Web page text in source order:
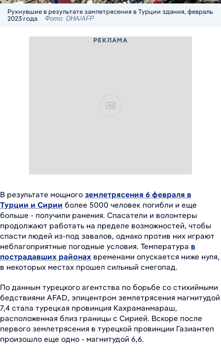
Рухнувшие в результате замлетрясения в Турции здания, февраль
2023 года
Фото: DHA/AFP
РЕКЛАМА
Ad
В результате мощного землетрясения 6 февраля в
Турции и Сирии более 5000 человек погибли и еще
больше - получили ранения. Спасатели и волонтеры
продолжают работать на пределе возможностей, чтобы
спасти людей из-под завалов, однако против них играют
неблагоприятные погодные условия. Температура в
пострадавших районах временами опускается ниже нуля,
в некоторых местах прошел сильный снегопад.
По данным турецкого агентства по борьбе со стихийными
бедствиями AFAD, эпицентром землетрясения магнитудой
7,4 стала турецкая провинция Кахраманмараш,
расположенная близ границы с Сирией. Вскоре после
первого землетрясения в турецкой провинции Газиантеп
произошло еще одно - магнитудой 6,6.